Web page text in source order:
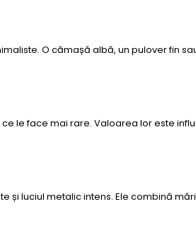
O cămașă albă, un pulover fin
le face mai rare. Valoarea lor este
și luciul metalic intens. Ele combină